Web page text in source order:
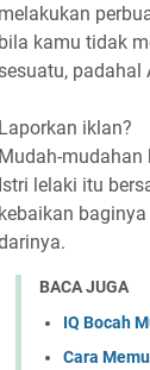
melakukan
bila kamu tidak
padahal
Laporkan iklan?
Mudah-mudahan
Istri lelaki itu
kebaikan
BACA JUGA
IQ Bocah
Cara